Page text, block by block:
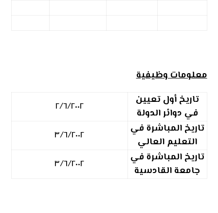
معلومات وظيفية
تاريخ أول تعيين
في دوائر الدولة
٢/٦/٢٠٠٢
تاريخ المباشرة في
التعليم العالي
٣/٦/٢٠٠٢
تاريخ المباشرة في
جامعة القادسية
٣/٦/٢٠٠٢